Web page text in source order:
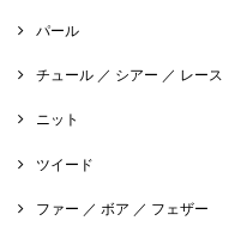
パール
チュール ／ シアー ／ レース
ニット
ツイード
ファー ／ ボア ／ フェザー